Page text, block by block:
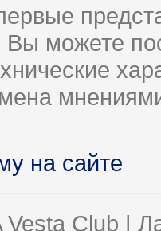
Вы можете
на сайте
Club |